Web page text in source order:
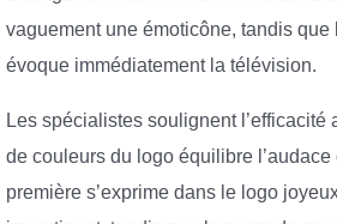
vaguement une émoticône, tandis que
évoque immédiatement la télévision.
Les spécialistes soulignent
de couleurs du logo équilibre l’audace
première s’exprime dans le logo